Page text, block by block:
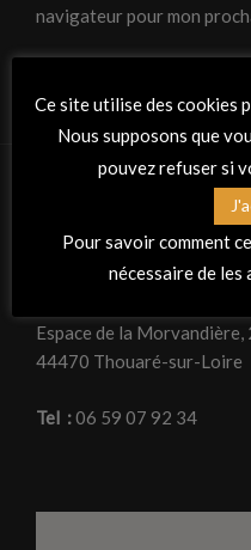
navigateur pour mon
RETROUVEZ-NOUS
Espace de la Morvandière,
44470 Thouaré-sur-Loire
Tel :06 59 07 92 34
Ce site utilise des cookies
Nous supposons que
pouvez refuser si
Pour savoir comment
nécessaire de les